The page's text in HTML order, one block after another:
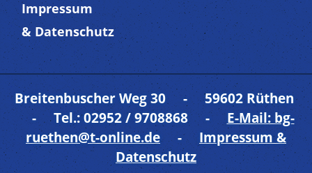
Trenner 5
Impressum
& Datenschutz
Breitenbuscher Weg 30 - 59602 Rüthen
- Tel.: 02952 / 9708868 - E-Mail: bg-
ruethen@t-online.de- Impressum &
Datenschutz